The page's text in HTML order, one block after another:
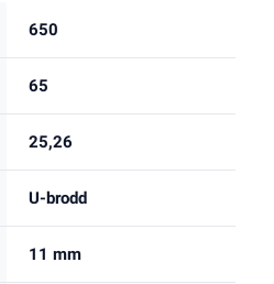
650
65
25,26
U-brodd
11 mm